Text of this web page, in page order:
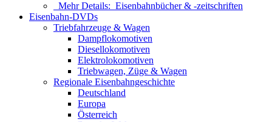
Mehr Details: Eisenbahnbücher & -zeitschriften
Eisenbahn-DVDs
Triebfahrzeuge & Wagen
Dampflokomotiven
Diesellokomotiven
Elektrolokomotiven
Triebwagen, Züge & Wagen
Regionale Eisenbahngeschichte
Deutschland
Europa
Österreich